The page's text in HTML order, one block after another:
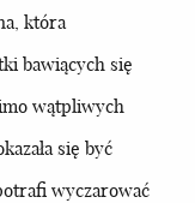
która
bawiących się
wątpliwych
się być
wyczarować